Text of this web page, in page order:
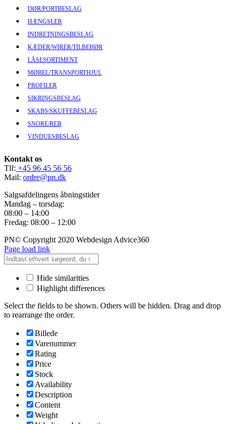
DØR/PORTBESLAG
HÆNGSLER
INDRETNINGSBESLAG
KÆDER/WIRER/TILBEHØR
LÅSESORTIMENT
MØBEL/TRANSPORTHJUL
PROFILER
SIKRINGSBESLAG
SKABS/SKUFFEBESLAG
SNORE/REB
VINDUESBESLAG
Kontakt os
Tlf: +45 96 45 56 56
Mail: ordre@pn.dk
Salgsafdelingens åbningstider
Mandag – torsdag:
08:00 – 14:00
Fredag: 08:00 – 12:00
PN© Copyright 2020 Webdesign Advice360
Page load link
Hide similarities
Highlight differences
Select the fields to be shown. Others will be hidden. Drag and drop
to rearrange the order.
Billede
Varenummer
Rating
Price
Stock
Availability
Description
Content
Weight